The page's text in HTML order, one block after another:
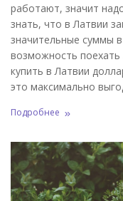
работают, значит
знать, что в Латвии
значительные суммы
возможность поехать
купить в Латвии
это максимально
Подробнее